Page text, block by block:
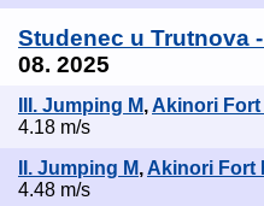
Studenec u Trutnova
08. 2025
III. Jumping M,Akinori Fort
4.18 m/s
II. Jumping M, Akinori Fort
4.48 m/s